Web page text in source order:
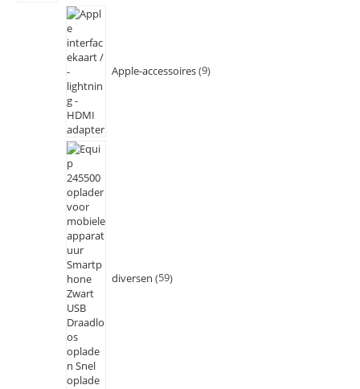
Apple-accessoires 9
diversen 59